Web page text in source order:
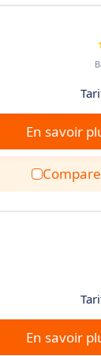
En savoir
En savoir